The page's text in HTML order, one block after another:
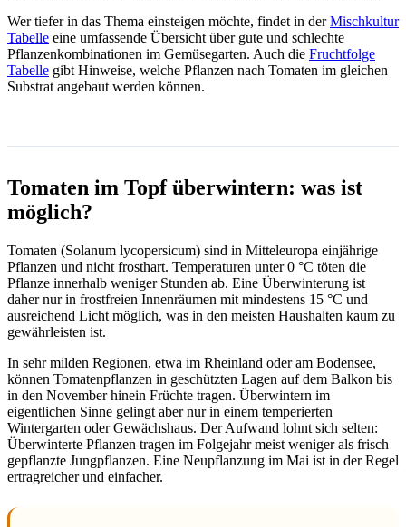
Wer tiefer in das Thema einsteigen möchte, findet in derMischkultur
Tabelle eine umfassende Übersicht über gute und schlechte
Pflanzenkombinationen im Gemüsegarten. Auch die Fruchtfolge
Tabelle gibt Hinweise, welche Pflanzen nach Tomaten im gleichen
Substrat angebaut werden können.
Tomaten im Topf überwintern: was ist
möglich?
Tomaten (Solanum lycopersicum) sind in Mitteleuropa einjährige
Pflanzen und nicht frosthart. Temperaturen unter 0 °C töten die
Pflanze innerhalb weniger Stunden ab. Eine Überwinterung ist
daher nur in frostfreien Innenräumen mit mindestens 15 °C und
ausreichend Licht möglich, was in den meisten Haushalten kaum zu
gewährleisten ist.
In sehr milden Regionen, etwa im Rheinland oder am Bodensee,
können Tomatenpflanzen in geschützten Lagen auf dem Balkon bis
in den November hinein Früchte tragen. Überwintern im
eigentlichen Sinne gelingt aber nur in einem temperierten
Wintergarten oder Gewächshaus. Der Aufwand lohnt sich selten:
Überwinterte Pflanzen tragen im Folgejahr meist weniger als frisch
gepflanzte Jungpflanzen. Eine Neupflanzung im Mai ist in der Regel
ertragreicher und einfacher.